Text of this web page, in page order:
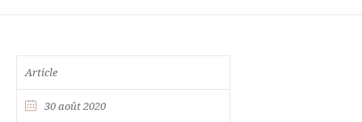
Article
30 août 2020